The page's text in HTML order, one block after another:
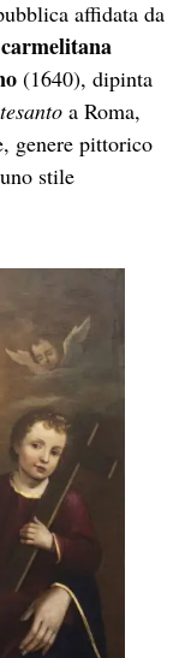
affidata da
(1640), dipinta
a Roma,
genere pittorico
stile